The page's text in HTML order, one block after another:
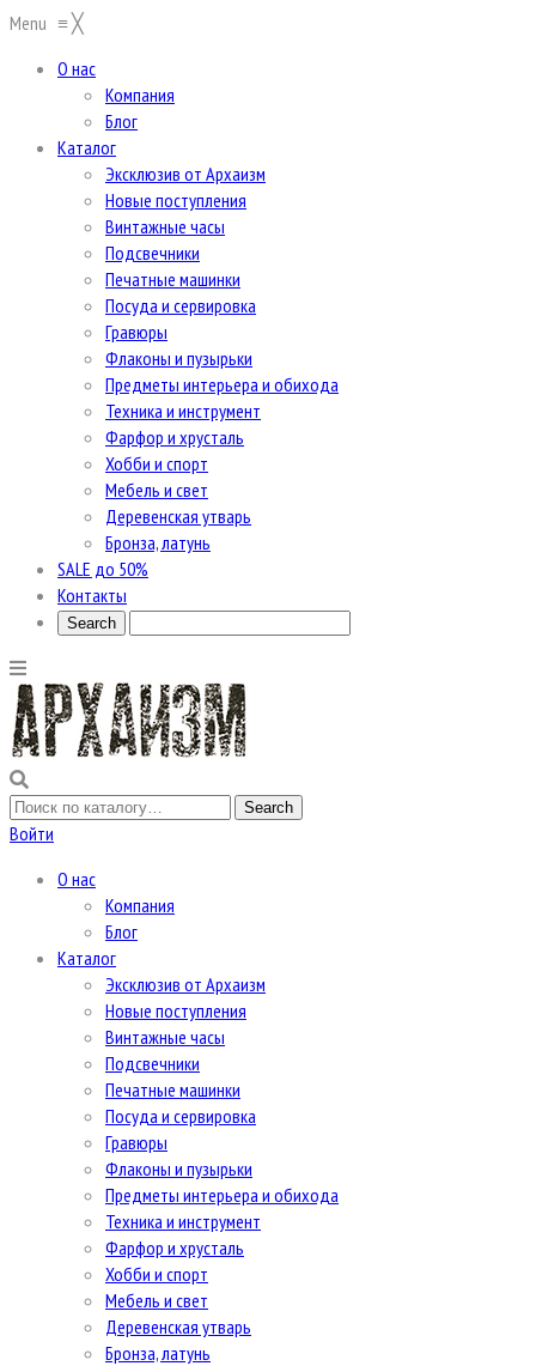
Menu ≡╳
О нас
Компания
Блог
Каталог
Эксклюзив от Архаизм
Новые поступления
Винтажные часы
Подсвечники
Печатные машинки
Посуда и сервировка
Гравюры
Флаконы и пузырьки
Предметы интерьера и обихода
Техника и инструмент
Фарфор и хрусталь
Хобби и спорт
Мебель и свет
Деревенская утварь
Бронза, латунь
SALE до 50%
Контакты
Войти
О нас
Компания
Блог
Каталог
Эксклюзив от Архаизм
Новые поступления
Винтажные часы
Подсвечники
Печатные машинки
Посуда и сервировка
Гравюры
Флаконы и пузырьки
Предметы интерьера и обихода
Техника и инструмент
Фарфор и хрусталь
Хобби и спорт
Мебель и свет
Деревенская утварь
Бронза, латунь